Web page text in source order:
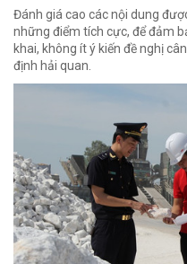
Đánh giá cao các nội dung
những điểm tích cực, để đảm
khai, không ít ý kiến đề nghị
định hải quan.